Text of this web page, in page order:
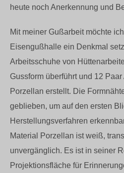
heute noch Anerkennung und
Mit meiner Gußarbeit möchte
Eisengußhalle ein Denkmal
Arbeitsschuhe von
Gussform überführt und 12
Porzellan erstellt. Die
geblieben, um auf den ersten
Herstellungsverfahren
Material Porzellan ist weiß,
unvergänglich. Es ist in seiner
Projektionsfläche für